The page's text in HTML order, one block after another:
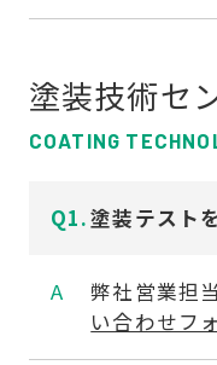
塗装技術セ
COATING
塗装テスト
弊社営業担
い合わせフ